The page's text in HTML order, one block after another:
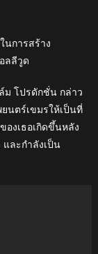
เกา
หลี
ฮอล
ลี
วูด
นการสร้าง
ลลีวูด
ม โปรดักชั่น กล่าว
นตร์เขมรให้เป็นที่
งเธอเกิดขึ้นหลัง
และกำลังเป็น